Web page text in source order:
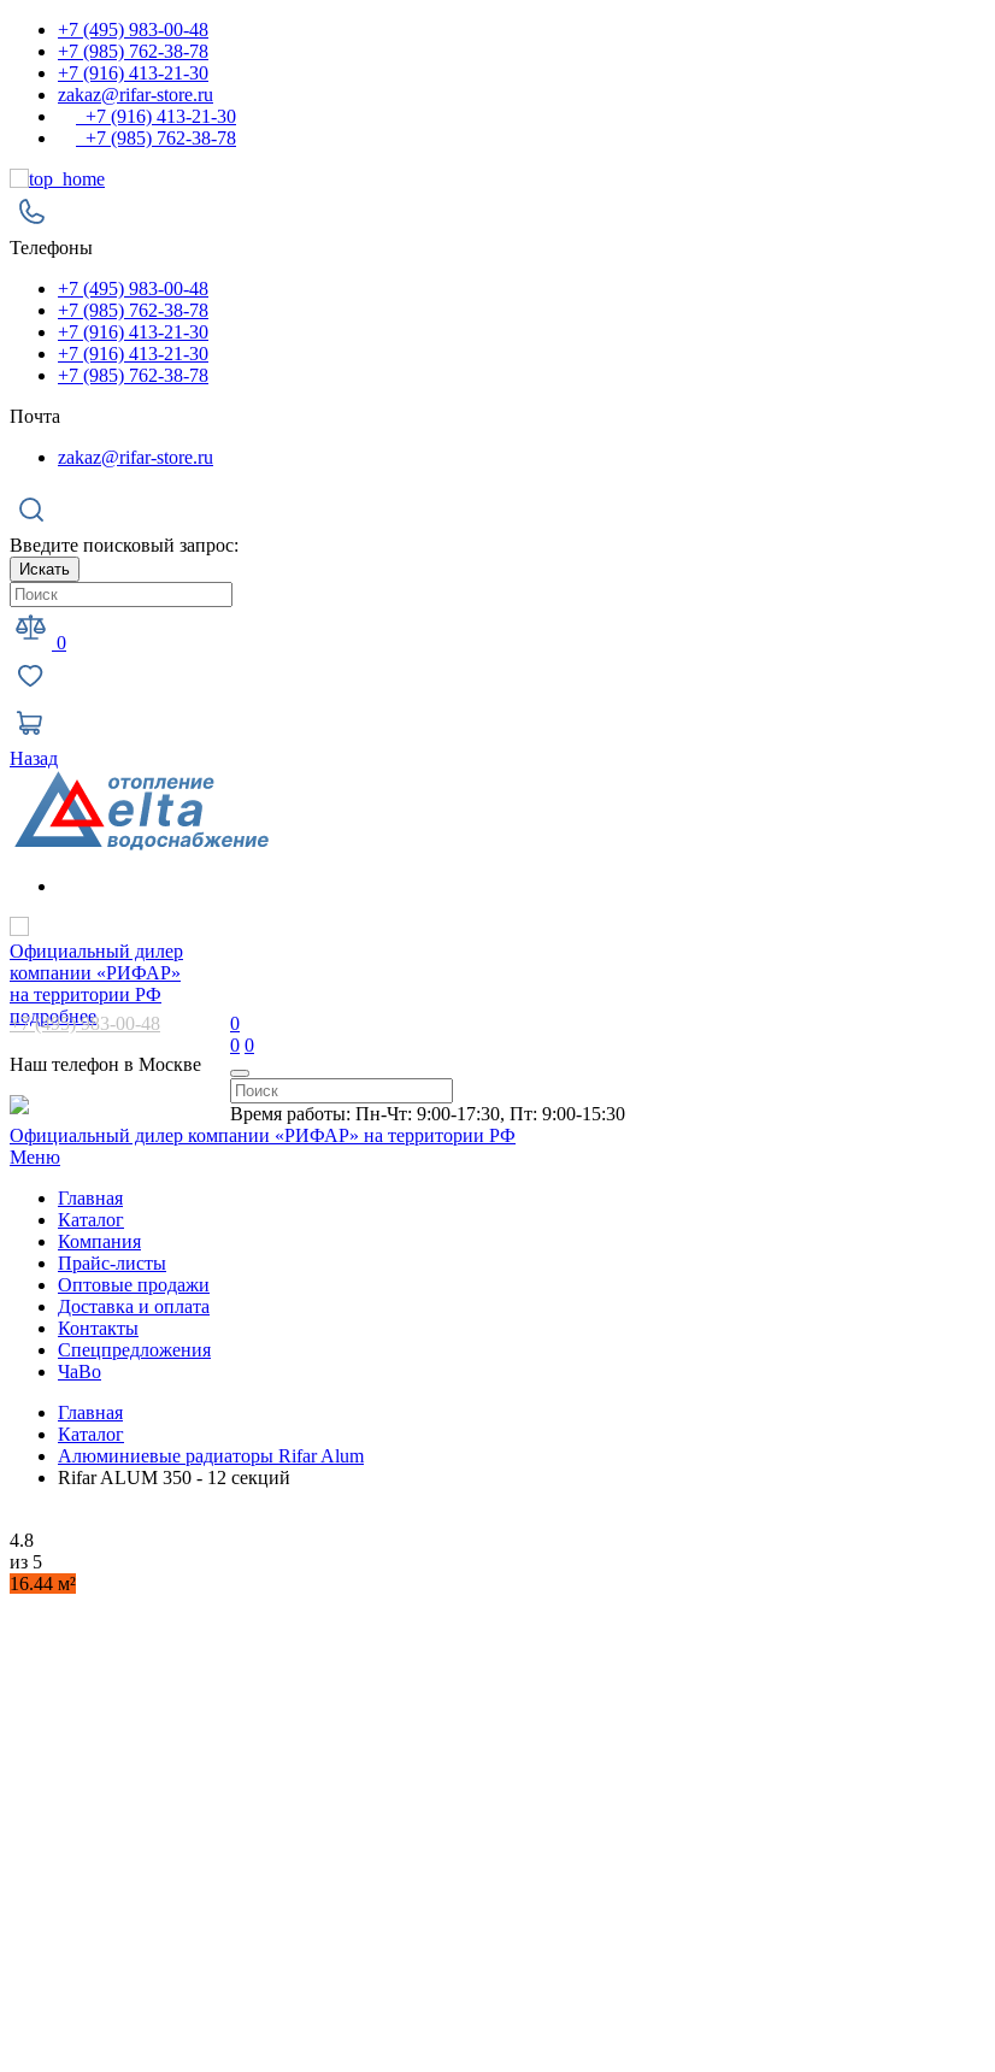
+7 (495) 983-00-48
+7 (985) 762-38-78
+7 (916) 413-21-30
zakaz@rifar-store.ru
+7 (916) 413-21-30
+7 (985) 762-38-78
Телефоны
+7 (495) 983-00-48
+7 (985) 762-38-78
+7 (916) 413-21-30
+7 (916) 413-21-30
+7 (985) 762-38-78
Почта
zakaz@rifar-store.ru
Введите поисковый запрос:
Искать
0
Назад
Официальный дилер
компании «РИФАР»
на территории РФ
подробнее
+7 (495) 983-00-48
Наш телефон в Москве
0
0 0
Время работы: Пн-Чт: 9:00-17:30, Пт: 9:00-15:30
Официальный дилер компании «РИФАР» на территории РФ
Меню
Главная
Каталог
Компания
Прайс-листы
Оптовые продажи
Доставка и оплата
Контакты
Спецпредложения
ЧаВо
Главная
Каталог
Алюминиевые радиаторы Rifar Alum
Rifar ALUM 350 - 12 секций
4.8
из 5
16.44 м²